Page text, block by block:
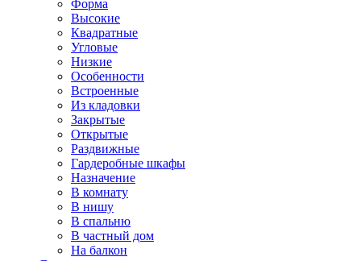
Форма
Высокие
Квадратные
Угловые
Низкие
Особенности
Встроенные
Из кладовки
Закрытые
Открытые
Раздвижные
Гардеробные шкафы
Назначение
В комнату
В нишу
В спальню
В частный дом
На балкон